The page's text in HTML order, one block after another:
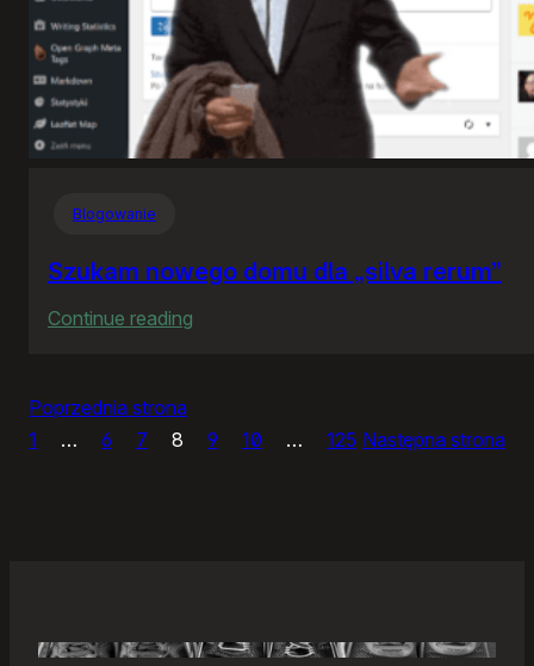
Blogowanie
Szukam nowego domu dla „silva rerum”
Continue reading
dla
Poprzednia strona
1
… 6 7 8 9 10 … 125 Następna strona